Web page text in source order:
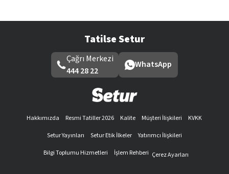
Tatilse Setur
Çağrı Merkezi
444 28 22
WhatsApp
Hakkımızda Resmi Tatiller 2026 Kalite Müşteri İlişkileri
KVKK
Setur Yayınları
Setur Etik İlkeler
Yatırımcı İlişkileri
Bilgi Toplumu Hizmetleri
İşlem Rehberi Çerez Ayarları